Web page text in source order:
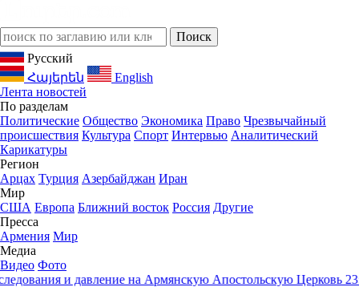
Русский
Հայերեն
English
Лента новостей
По разделам
Политические Общество Экономика Право Чрезвычайный
происшествия Культура Спорт Интервью Аналитический
Карикатуры
Регион
Арцах Турция Азербайджан Иран
Мир
США Европа Ближний восток Россия Другие
Пресса
Армения Мир
Медиа
Видео Фото
и давление на Армянскую Апостольскую Церковь23:05